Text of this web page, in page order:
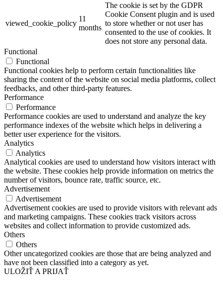
viewed_cookie_policy
11
months
The cookie is set by the GDPR
Cookie Consent plugin and is used
to store whether or not user has
consented to the use of cookies. It
does not store any personal data.
Functional
Functional
Functional cookies help to perform certain functionalities like
sharing the content of the website on social media platforms, collect
feedbacks, and other third-party features.
Performance
Performance
Performance cookies are used to understand and analyze the key
performance indexes of the website which helps in delivering a
better user experience for the visitors.
Analytics
Analytics
Analytical cookies are used to understand how visitors interact with
the website. These cookies help provide information on metrics the
number of visitors, bounce rate, traffic source, etc.
Advertisement
Advertisement
Advertisement cookies are used to provide visitors with relevant ads
and marketing campaigns. These cookies track visitors across
websites and collect information to provide customized ads.
Others
Others
Other uncategorized cookies are those that are being analyzed and
have not been classified into a category as yet.
ULOŽIŤ A PRIJAŤ